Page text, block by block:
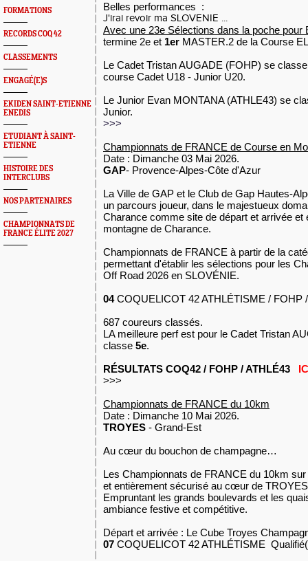
FORMATIONS
RECORDS COQ 42
CLASSEMENTS
ENGAGÉ(E)S
EKIDEN SAINT-ETIENNE
ENEDIS
ETUDIANT À SAINT-
ETIENNE
HISTOIRE DES
INTERCLUBS
NOS PARTENAIRES
CHAMPIONNATS DE
FRANCE ÉLITE 2027
Belles performances :
J'irai revoir ma SLOVENIE ...
Avec une 23e Sélections dans la poche pour
termine 2e et 1er MASTER.2 de la Course
Le Cadet Tristan AUGADE (FOHP) se
course Cadet U18 - Junior U20.
Le Junior Evan MONTANA (ATHLE43) se
Junior.
>>>
Championnats de FRANCE de Course en
Date : Dimanche 03 Mai 2026.
GAP- Provence-Alpes-Côte d'Azur
La Ville de GAP et le Club de Gap Hautes-
un parcours joueur, dans le majestueux
Charance comme site de départ et arrivée et
montagne de Charance.
Championnats de FRANCE à partir de la
permettant d'établir les sélections pour les
Off Road 2026 en SLOVÉNIE.
04COQUELICOT 42 ATHLÉTISME / FOHP
687 coureurs classés.
LA meilleure perf est pour le Cadet Tristan
classe 5e.
RÉSULTATS COQ42 / FOHP / ATHLÉ43
>>>
Championnats de FRANCE du 10km
Date : Dimanche 10 Mai 2026.
TROYES - Grand-Est
Au cœur du bouchon de champagne…
Les Championnats de FRANCE du 10km
et entièrement sécurisé au cœur de
Empruntant les grands boulevards et les
ambiance festive et compétitive.
Départ et arrivée : Le Cube Troyes
07 COQUELICOT 42 ATHLÉTISME